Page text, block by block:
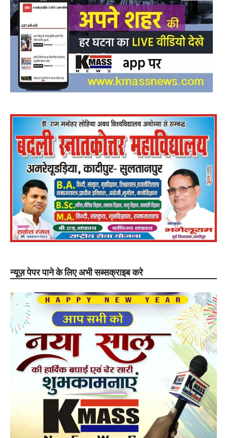
न्यूज़ पेपर पाने के लिए अभी सब्सक्राइब करे